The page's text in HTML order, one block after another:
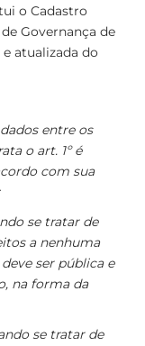
o Cadastro
Governança de
atualizada do
entre os
o art. 1º é
com sua
se tratar de
a nenhuma
ser pública e
na forma da
se tratar de